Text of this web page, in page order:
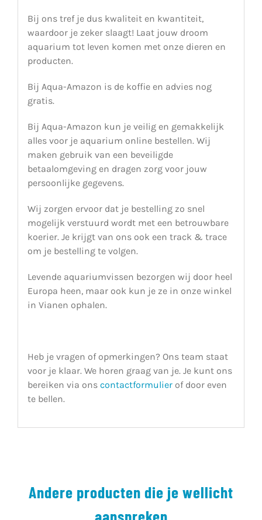
Bij ons tref je dus kwaliteit en kwantiteit,
waardoor je zeker slaagt! Laat jouw droom
aquarium tot leven komen met onze dieren en
producten.
Bij Aqua-Amazon is de koffie en advies nog
gratis.
Bij Aqua-Amazon kun je veilig en gemakkelijk
alles voor je aquarium online bestellen. Wij
maken gebruik van een beveiligde
betaalomgeving en dragen zorg voor jouw
persoonlijke gegevens.
Wij zorgen ervoor dat je bestelling zo snel
mogelijk verstuurd wordt met een betrouwbare
koerier. Je krijgt van ons ook een track & trace
om je bestelling te volgen.
Levende aquariumvissen bezorgen wij door heel
Europa heen, maar ook kun je ze in onze winkel
in Vianen ophalen.
Heb je vragen of opmerkingen? Ons team staat
voor je klaar. We horen graag van je. Je kunt ons
bereiken via ons contactformulierof door even
te bellen.
Andere producten die je wellicht
aanspreken